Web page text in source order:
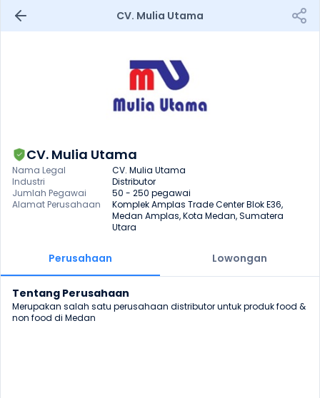
CV. Mulia Utama
CV. Mulia Utama
Nama Legal
CV. Mulia Utama
Industri
Distributor
Jumlah Pegawai
50 - 250 pegawai
Alamat Perusahaan
Komplek Amplas Trade Center Blok E36,
Medan Amplas, Kota Medan, Sumatera
Utara
Perusahaan Lowongan
Tentang Perusahaan
Merupakan salah satu perusahaan distributor untuk produk food &
non food di Medan